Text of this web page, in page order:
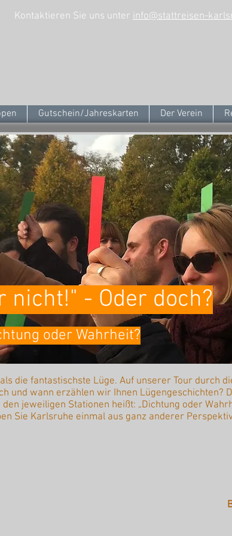
Kontaktieren Sie uns unter info@stattreisen-
Gutschein/Jahreskarten Der Verein
nicht!" - Oder doch?
oder Wahrheit?
die fantastischste Lüge. Auf unserer Tour durch
und wann erzählen wir Ihnen Lügengeschichten?
jeweiligen Stationen heißt: „Dichtung oder
Sie Karlsruhe einmal aus ganz anderer